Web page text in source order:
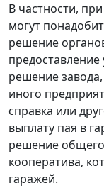
В частности,
могут
решение
решение
иного
справка или
выплату пая в
решение
кооператива,
гаражей.